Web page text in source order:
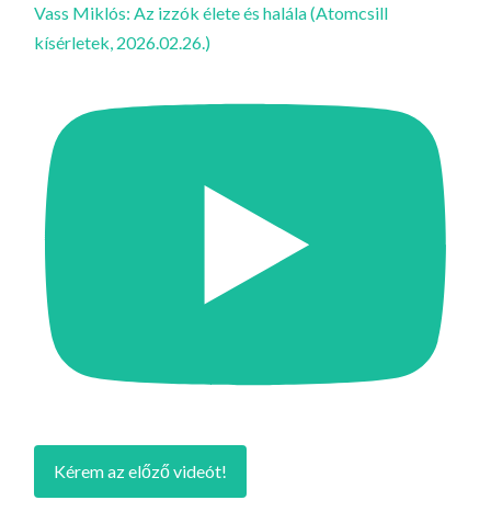
Vass Miklós: Az izzók élete és halála (Atomcsill
kísérletek, 2026.02.26.)
Kérem az előző videót!